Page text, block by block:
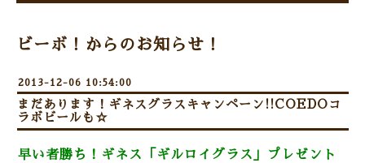
ビーボ！からのお知らせ！
2013-12-06 10:54:00
まだあります！ギネスグラスキャンペーン!!COEDOコ
ラボビールも☆
早い者勝ち！ギネス「ギルロイグラス」プレゼント